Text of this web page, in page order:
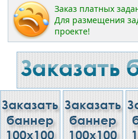
Заказ платных
Для размещения
проекте!